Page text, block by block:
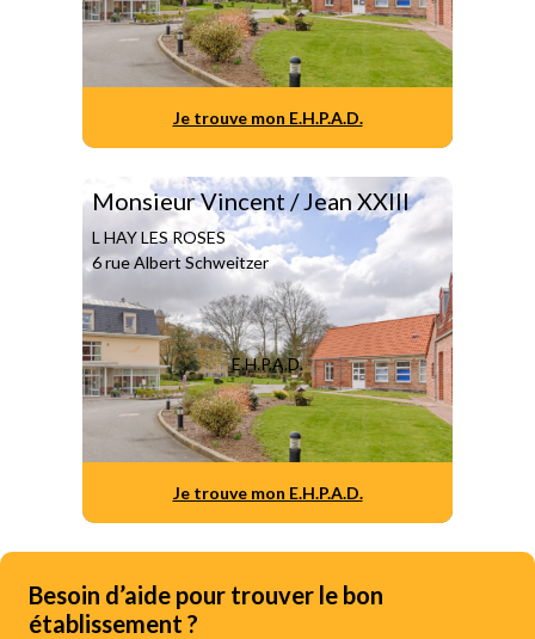
Je trouve mon E.H.P.A.D.
Monsieur Vincent / Jean XXIII
L HAY LES ROSES
6 rue Albert Schweitzer
E.H.P.A.D.
Je trouve mon E.H.P.A.D.
Besoin d’aide pour trouver le bon
établissement ?